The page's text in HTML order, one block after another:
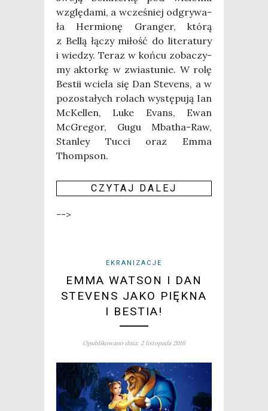
wzglę­da­mi, a wcze­śniej odgry­wa­
ła Her­mio­nę Gran­ger, któ­rą
z Bel­lą łączy miłość do lite­ra­tu­ry
i wie­dzy. Teraz w koń­cu zoba­czy­
my aktor­kę w zwia­stu­nie. W rolę
Bestii wcie­la się Dan Ste­vens, a w
pozo­sta­łych rolach wystę­pu­ją Ian
McKel­len, Luke Evans, Ewan
McGre­gor, Gugu Mba­tha-Raw,
Stan­ley Tuc­ci oraz Emma
Thomp­son.
CZY­TAJ DALEJ
-->
EKRANIZACJE
EMMA WATSON I DAN
STEVENS JAKO PIĘKNA
I BESTIA!
Opublikowano dnia: 2 listopada 2016